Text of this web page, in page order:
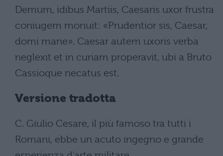
Demum, idibus Martiis, Caesaris uxor frustra
coniugem monuit: «Prudentior sis, Caesar,
domi mane». Caesar autem uxoris verba
neglexit et in curiam properavit, ubi a Bruto
Cassioque necatus est.
Versione tradotta
C. Giulio Cesare, il più famoso tra tutti i
Romani, ebbe un acuto ingegno e grande